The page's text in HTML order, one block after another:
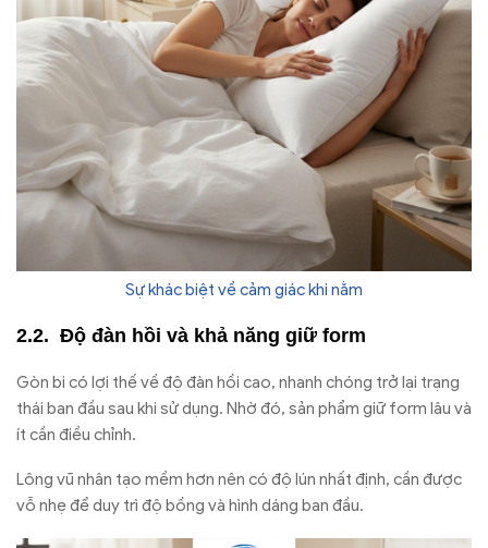
Sự khác biệt về cảm giác khi nằm
Độ đàn hồi và khả năng giữ form
Gòn bi có lợi thế về độ đàn hồi cao, nhanh chóng trở lại trạng
thái ban đầu sau khi sử dụng. Nhờ đó, sản phẩm giữ form lâu và
ít cần điều chỉnh.
Lông vũ nhân tạo mềm hơn nên có độ lún nhất định, cần được
vỗ nhẹ để duy trì độ bồng và hình dáng ban đầu.